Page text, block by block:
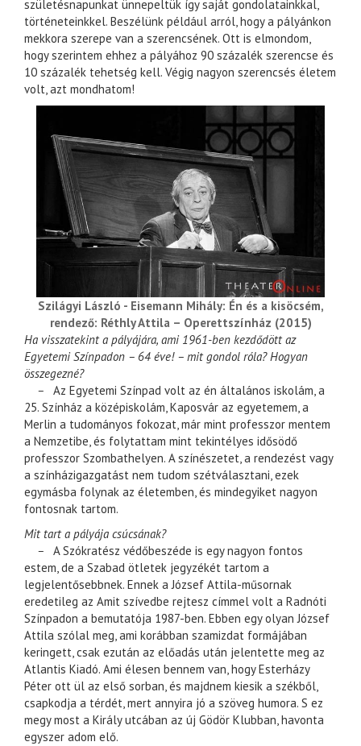
születésnapunkat ünnepeltük így saját gondolatainkkal,
történeteinkkel. Beszélünk például arról, hogy a pályánkon
mekkora szerepe van a szerencsének. Ott is elmondom,
hogy szerintem ehhez a pályához 90 százalék szerencse és
10 százalék tehetség kell. Végig nagyon szerencsés életem
volt, azt mondhatom!
Szilágyi László - Eisemann Mihály: Én és a kisöcsém,
rendező: Réthly Attila – Operettszínház (2015)
Ha visszatekint a pályájára, ami 1961-ben kezdődött az
Egyetemi Színpadon – 64 éve! – mit gondol róla? Hogyan
összegezné?
– Az Egyetemi Színpad volt az én általános iskolám, a
25. Színház a középiskolám, Kaposvár az egyetemem, a
Merlin a tudományos fokozat, már mint professzor mentem
a Nemzetibe, és folytattam mint tekintélyes idősödő
professzor Szombathelyen. A színészetet, a rendezést vagy
a színházigazgatást nem tudom szétválasztani, ezek
egymásba folynak az életemben, és mindegyiket nagyon
fontosnak tartom.
Mit tart a pályája csúcsának?
– A Szókratész védőbeszéde is egy nagyon fontos
estem, de a Szabad ötletek jegyzékét tartom a
legjelentősebbnek. Ennek a József Attila-műsornak
eredetileg az Amit szívedbe rejtesz címmel volt a Radnóti
Színpadon a bemutatója 1987-ben. Ebben egy olyan József
Attila szólal meg, ami korábban szamizdat formájában
keringett, csak ezután az előadás után jelentette meg az
Atlantis Kiadó. Ami élesen bennem van, hogy Esterházy
Péter ott ül az első sorban, és majdnem kiesik a székből,
csapkodja a térdét, mert annyira jó a szöveg humora. S ez
megy most a Király utcában az új Gödör Klubban, havonta
egyszer adom elő.